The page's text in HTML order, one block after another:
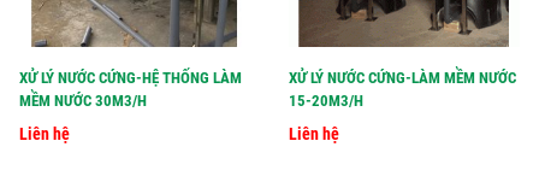
XỬ LÝ NƯỚC CỨNG-HỆ THỐNG LÀM
MỀM NƯỚC 30M3/H
Liên hệ
XỬ LÝ NƯỚC CỨNG-LÀM MỀM NƯỚC
15-20M3/H
Liên hệ